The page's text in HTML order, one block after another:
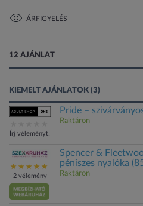
ÁRFIGYELÉS
12 AJÁNLAT
KIEMELT AJÁNLATOK (3)
Írj véleményt!
Pride –
Raktáron
2 vélemény
Spencer &
péniszes nyalóka
Raktáron